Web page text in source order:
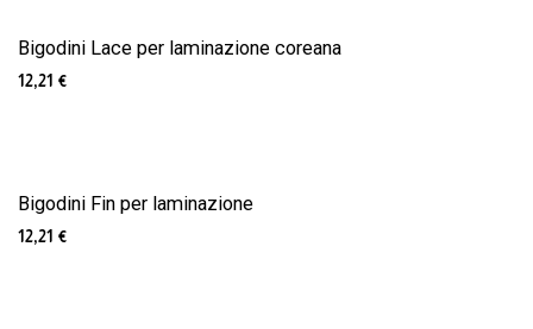
Bigodini Lace per laminazione coreana
12,21 €
Bigodini Fin per laminazione
12,21 €